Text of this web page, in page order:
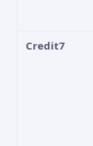
Credit7